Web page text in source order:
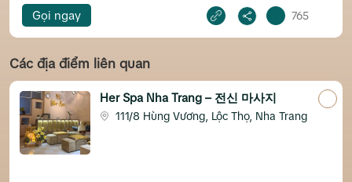
Gọi ngay 765
Các địa điểm liên quan
Her Spa Nha Trang – 전신 마사지
111/8 Hùng Vương, Lộc Thọ, Nha Trang